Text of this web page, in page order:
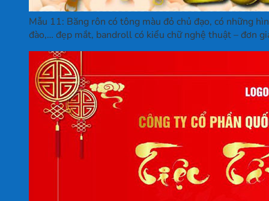
Mẫu 11: Băng rôn có tông màu đỏ chủ đạo, có những
đào,… đẹp mắt, bandroll có kiểu chữ nghệ thuật – đơn